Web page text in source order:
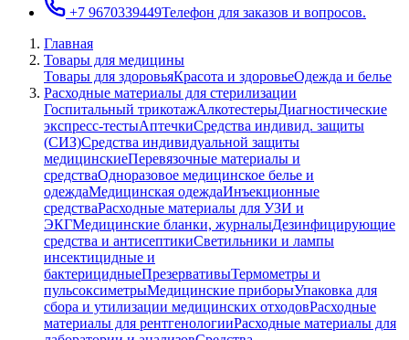
+7 9670339449Телефон для заказов и вопросов.
Главная
Товары для медицины
Товары для здоровьяКрасота и здоровьеОдежда и белье
Расходные материалы для стерилизации
Госпитальный трикотажАлкотестерыДиагностические
экспресс-тестыАптечкиСредства индивид. защиты
(СИЗ)Средства индивидуальной защиты
медицинскиеПеревязочные материалы и
средстваОдноразовое медицинское белье и
одеждаМедицинская одеждаИнъекционные
средстваРасходные материалы для УЗИ и
ЭКГМедицинские бланки, журналыДезинфицирующие
средства и антисептикиСветильники и лампы
инсектицидные и
бактерицидныеПрезервативыТермометры и
пульсоксиметрыМедицинские приборыУпаковка для
сбора и утилизации медицинских отходовРасходные
материалы для рентгенологииРасходные материалы для